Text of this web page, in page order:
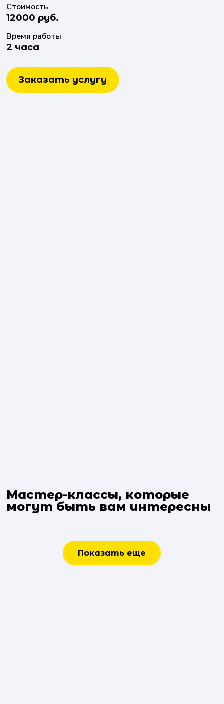
Стоимость
12000 руб.
Время работы
2 часа
Заказать услугу
Мастер-классы, которые
могут быть вам интересны
Показать еще